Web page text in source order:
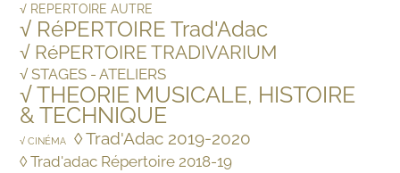
√ REPERTOIRE AUTRE
√ RéPERTOIRE Trad'Adac
√ RéPERTOIRE TRADIVARIUM
√ STAGES - ATELIERS
√ THEORIE MUSICALE, HISTOIRE
& TECHNIQUE
√ CINÉMA ◊ Trad'Adac 2019-2020
◊ Trad'adac Répertoire 2018-19